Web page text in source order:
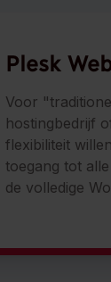
Plesk
Voor
hostingbedrijf
flexibiliteit
toegang tot
de volledige